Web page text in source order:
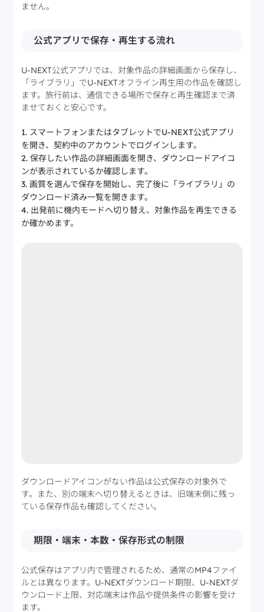
ません。
公式アプリで保存・再生する流れ
U-NEXT公式アプリでは、対象作品の詳細画面から保存し、
「ライブラリ」でU-NEXTオフライン再生用の作品を確認し
ます。旅行前は、通信できる場所で保存と再生確認まで済
ませておくと安心です。
スマートフォンまたはタブレットでU-NEXT公式アプリ
を開き、契約中のアカウントでログインします。
保存したい作品の詳細画面を開き、ダウンロードアイコ
ンが表示されているか確認します。
画質を選んで保存を開始し、完了後に「ライブラリ」の
ダウンロード済み一覧を開きます。
出発前に機内モードへ切り替え、対象作品を再生できる
か確かめます。
ダウンロードアイコンがない作品は公式保存の対象外で
す。また、別の端末へ切り替えるときは、旧端末側に残っ
ている保存作品も確認してください。
期限・端末・本数・保存形式の制限
公式保存はアプリ内で管理されるため、通常のMP4ファイ
ルとは異なります。U-NEXTダウンロード期限、U-NEXTダ
ウンロード上限、対応端末は作品や提供条件の影響を受け
ます。